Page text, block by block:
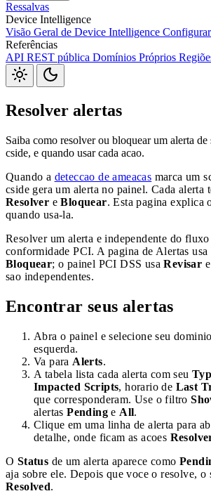
Webhooks
Pacote JavaScriptSlackDiscord
S3JiraLinearZapier
Ressalvas
Device Intelligence
Visão Geral de Device Intelligence
Referências
API REST pública Domínios Próprios
Resolver alertas
Saiba como resolver ou bloquear um alerta
cside, e quando usar cada acao.
Quando a deteccao de ameacas marca um
cside gera um alerta no painel. Cada alerta
Resolver eBloquear. Esta pagina explica
quando usa-la.
Resolver um alerta e independente do
conformidade PCI. A pagina de Alertas usa
Bloquear; o painel PCI DSS usaRevisar e
sao independentes.
Encontrar seus alertas
Abra o painel e selecione seu
esquerda.
Va para Alerts.
A tabela lista cada alerta com seu
Impacted Scripts, horario de Last
que corresponderam. Use o filtro
alertasPending e All.
Clique em uma linha de alerta para
detalhe, onde ficam as acoes
O Status de um alerta aparece como
aja sobre ele. Depois que voce o resolve, o
Resolved.